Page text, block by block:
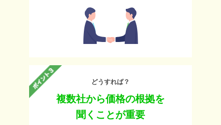
どうすれば？
複数社から価格の根拠を
聞くことが重要